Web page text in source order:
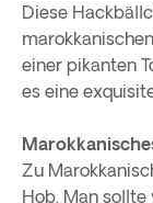
Diese
einer pikanten
es eine
Zu
Hob. Man